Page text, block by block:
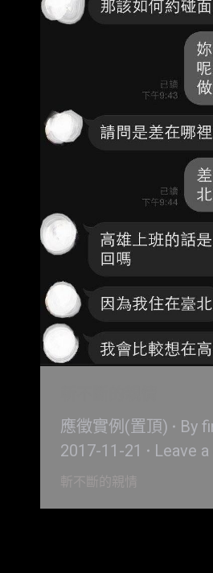
應徵實例(置頂) By
2017-11-21
Leave
斬不斷的親情